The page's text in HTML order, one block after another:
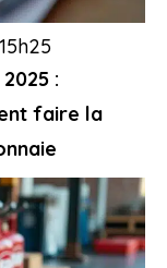
:
faire la